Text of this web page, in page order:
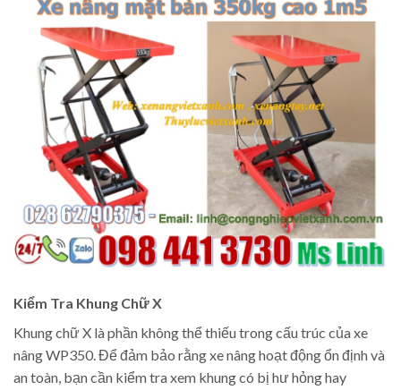
Kiểm Tra Khung Chữ X
Khung chữ X là phần không thể thiếu trong cấu trúc của xe
nâng WP350. Để đảm bảo rằng xe nâng hoạt động ổn định và
an toàn, bạn cần kiểm tra xem khung có bị hư hỏng hay